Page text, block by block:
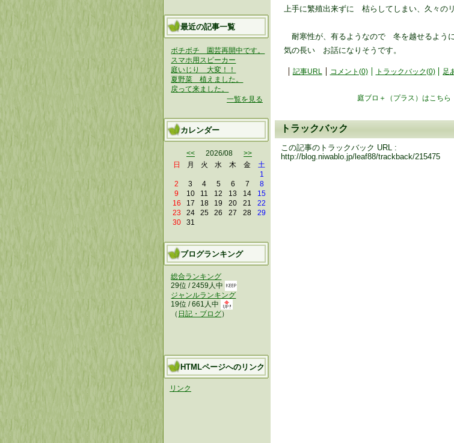
上手に繁殖出来ずに 枯らしてしまい、久々の
耐寒性が、有るようなので 冬を越せるように
気の長い お話になりそうです。
記事URL コメント(0) トラックバック(0) 足
庭ブロ＋（プラス）はこちら
トラックバック
この記事のトラックバック URL :
http://blog.niwablo.jp/leaf88/trackback/215475
最近の記事一覧
ボチボチ 園芸再開中です。
スマホ用スピーカー
庭いじり 大変！！
夏野菜 植えました。
戻って来ました。
一覧を見る
カレンダー
<< 2026/08 >>
日
月 火 水 木 金
土
1
2
3 4 5 6 7
8
9
10 11 12 13 14
15
16
17 18 19 20 21
22
23
24 25 26 27 28
29
30
31
ブログランキング
総合ランキング
29位 / 2459人中
ジャンルランキング
19位 / 661人中
（ 日記・ブログ）
HTMLページへのリンク
リンク